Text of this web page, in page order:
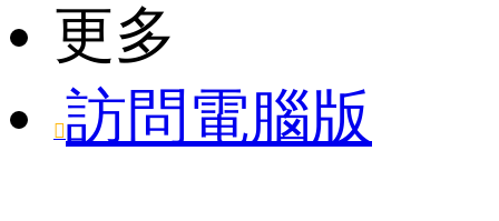
更多
訪問電腦版